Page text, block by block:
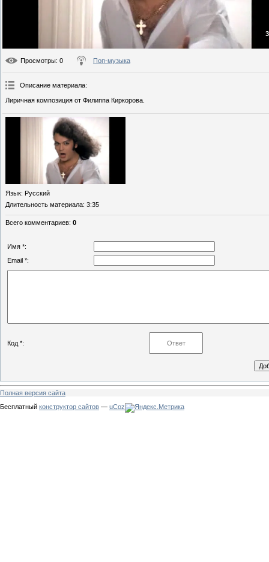
Просмотры: 0 Поп-музыка
Описание материала:
Лиричная композиция от Филиппа Киркорова.
Язык: Русский
Длительность материала: 3:35
Всего комментариев: 0
Имя *:
Email *:
Код *:
Полная версия сайта
Бесплатный конструктор сайтов — uCoz